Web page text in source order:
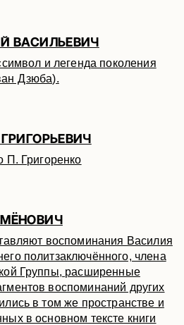
ВАСИЛЬЕВИЧ
и легенда поколения
Дзюба).
П. Григоренко
воспоминания Василия
политзаключённого, члена
Группы, расширенные
воспоминаний других
в том же пространстве и
в основном тексте книги